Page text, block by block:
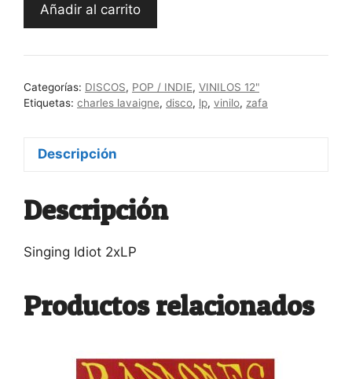
Lavaigne
cantidad
Añadir al carrito
Categorías: DISCOS, POP / INDIE, VINILOS 12"
Etiquetas: charles lavaigne, disco, lp, vinilo, zafa
Descripción
Descripción
Singing Idiot 2xLP
Productos relacionados